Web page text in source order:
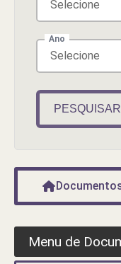
Ano
PESQUISAR
Menu de